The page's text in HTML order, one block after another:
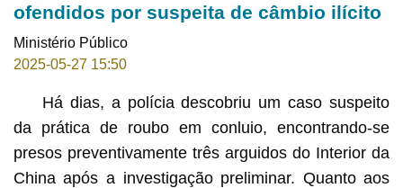
ofendidos por suspeita de câmbio ilícito
Ministério Público
2025-05-27 15:50
Há dias, a polícia descobriu um caso suspeito
da prática de roubo em conluio, encontrando-se
presos preventivamente três arguidos do Interior da
China após a investigação preliminar. Quanto aos